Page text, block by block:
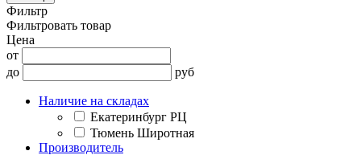
Фильтр
Фильтровать товар
Цена
от
до
руб
Наличие на складах
Екатеринбург РЦ
Тюмень Широтная
Производитель